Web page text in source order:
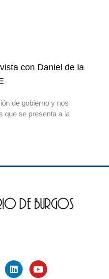
con Daniel de la
de gobierno y nos
que se presenta a la